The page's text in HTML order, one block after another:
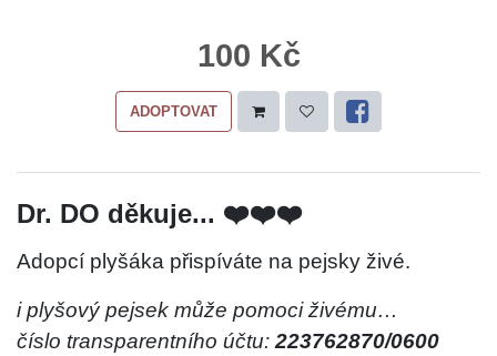
100 Kč
ADOPTOVAT
Dr. DO děkuje... ❤️❤️❤️
Adopcí plyšáka přispíváte na pejsky živé.
i plyšový pejsek může pomoci živému…
číslo transparentního účtu: 223762870/0600